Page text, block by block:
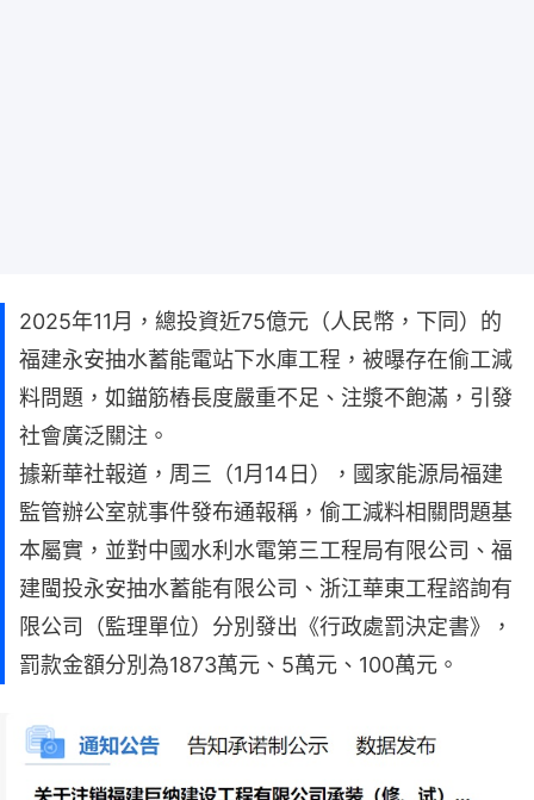
2025年11月，總投資近75億元（人民幣，下同）的
福建永安抽水蓄能電站下水庫工程，被曝存在偷工減
料問題，如錨筋樁長度嚴重不足、注漿不飽滿，引發
社會廣泛關注。
據新華社報道，周三（1月14日），國家能源局福建
監管辦公室就事件發布通報稱，偷工減料相關問題基
本屬實，並對中國水利水電第三工程局有限公司、福
建閩投永安抽水蓄能有限公司、浙江華東工程諮詢有
限公司（監理單位）分別發出《行政處罰決定書》，
罰款金額分別為1873萬元、5萬元、100萬元。